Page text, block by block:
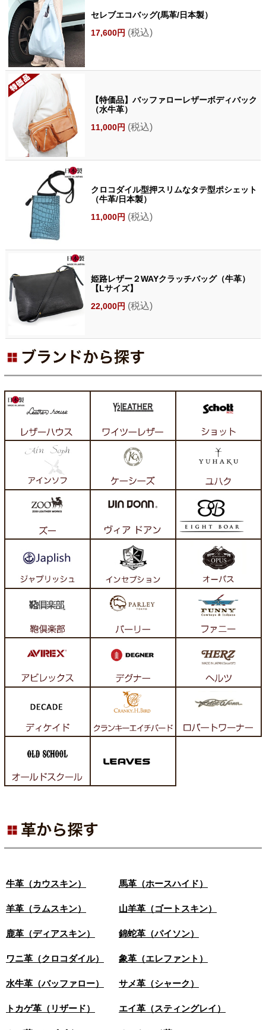
セレブエコバッグ(馬革/日本製）
17,600円 (税込)
【特価品】バッファローレザーボディバック
（水牛革）
11,000円 (税込)
クロコダイル型押スリムなタテ型ポシェット
（牛革/日本製）
11,000円 (税込)
姫路レザー２WAYクラッチバッグ（牛革）
【Lサイズ】
22,000円 (税込)